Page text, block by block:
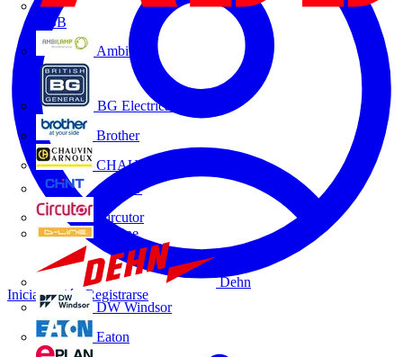
ABB
Ambilamp
BG Electrical
Brother
CHAUVIN ARNOUX
CHINT
Circutor
D-Line
Dehn
DW Windsor
Eaton
Iniciar sesión Registrarse